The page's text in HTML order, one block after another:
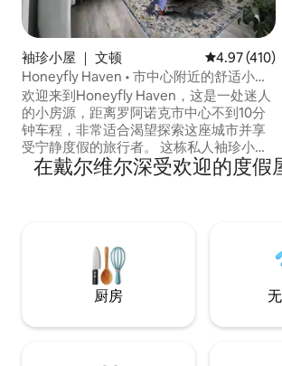
袖珍小屋 ｜ 文顿 平均评分
4.97 (410)
Honeyfly Haven • 市中心附近的舒适小房
源
欢迎来到Honeyfly Haven，这是一处迷人
的小房源，距离罗阿诺克市中心不到10分
钟车程，非常适合渴望探索这座城市并享
受宁静度假的旅行者。 这栋私人袖珍小屋
的特色是： • 🛏️ 1间卧室 • 🚿 1个卫生间 •厨
🍳房面积小，但设备齐全 •📺 智能电视 🐾
Haven都是您在罗阿诺克的理想住宿。
在戴尔维尔深受欢迎的度假
厨房